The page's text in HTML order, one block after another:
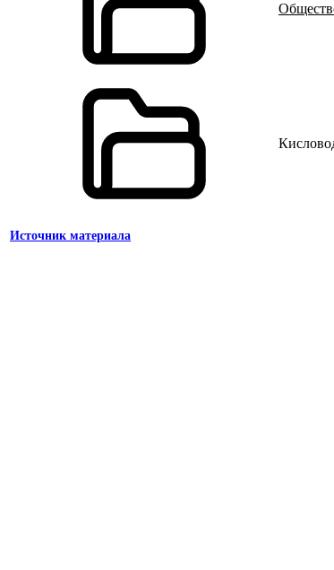
Источник материала